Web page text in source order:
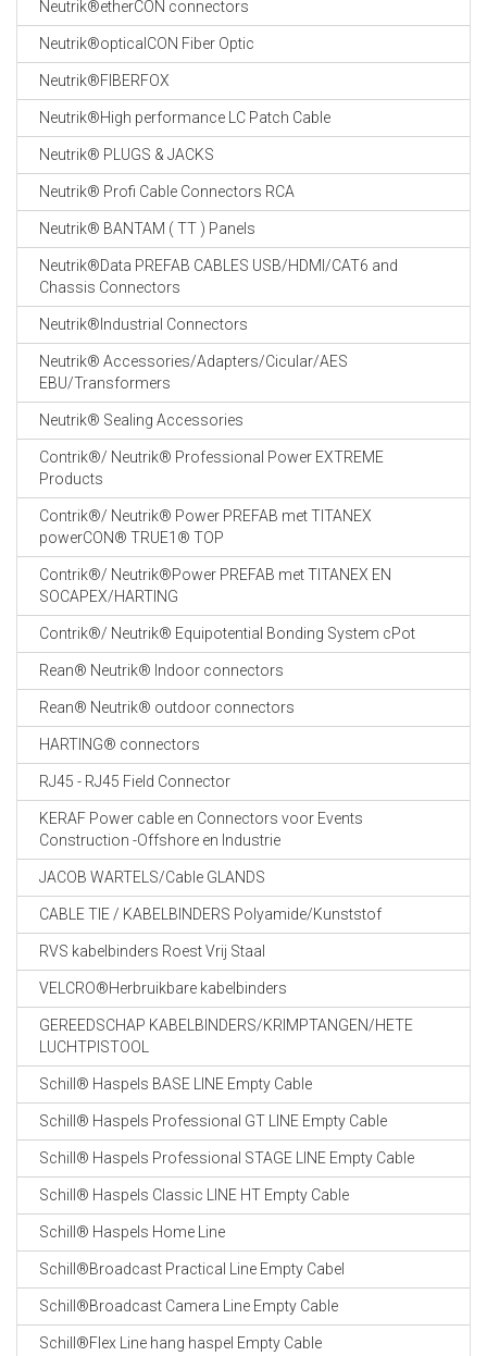
OCC OPTICAL
FIBER CABLE
GE-ASSEMBLEERDE
19" RACKS
EN
TOEBEHOREN
CABLE EQUIPEMENTS
Neutrik®etherCON connectors
Neutrik®opticalCON Fiber Optic
Neutrik®FIBERFOX
Neutrik®High performance LC Patch Cable
Neutrik® PLUGS & JACKS
Neutrik® Profi Cable Connectors RCA
Neutrik® BANTAM ( TT ) Panels
Neutrik®Data PREFAB CABLES USB/HDMI/CAT6 and
Chassis Connectors
Neutrik®Industrial Connectors
Neutrik® Accessories/Adapters/Cicular/AES
EBU/Transformers
Neutrik® Sealing Accessories
Contrik®/ Neutrik® Professional Power EXTREME
Products
Contrik®/ Neutrik® Power PREFAB met TITANEX
powerCON® TRUE1® TOP
Contrik®/ Neutrik®Power PREFAB met TITANEX EN
SOCAPEX/HARTING
Contrik®/ Neutrik® Equipotential Bonding System cPot
Rean® Neutrik® Indoor connectors
Rean® Neutrik® outdoor connectors
HARTING® connectors
RJ45 - RJ45 Field Connector
KERAF Power cable en Connectors voor Events
Construction -Offshore en Industrie
JACOB WARTELS/Cable GLANDS
CABLE TIE / KABELBINDERS Polyamide/Kunststof
RVS kabelbinders Roest Vrij Staal
VELCRO®Herbruikbare kabelbinders
GEREEDSCHAP KABELBINDERS/KRIMPTANGEN/HETE
LUCHTPISTOOL
Schill® Haspels BASE LINE Empty Cable
Schill® Haspels Professional GT LINE Empty Cable
Schill® Haspels Professional STAGE LINE Empty Cable
Schill® Haspels Classic LINE HT Empty Cable
Schill® Haspels Home Line
Schill®Broadcast Practical Line Empty Cabel
Schill®Broadcast Camera Line Empty Cable
Schill®Flex Line hang haspel Empty Cable